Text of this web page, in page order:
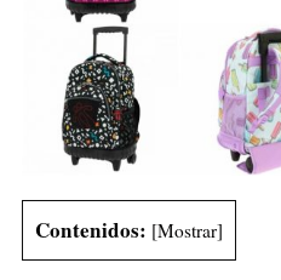
Contenidos: [Mostrar]